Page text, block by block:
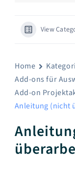
View
Home
Add-ons für
Add-on
Anleitung (nicht